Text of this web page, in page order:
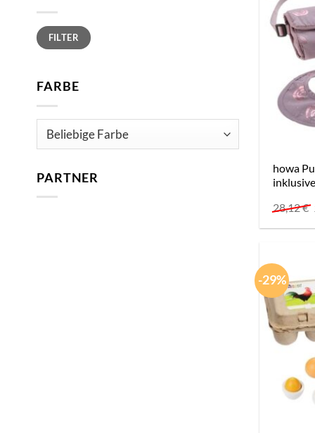
Min.
Preis
Max.
PreisFILTER
FARBE
PARTNER
howa
28,12€
-29%